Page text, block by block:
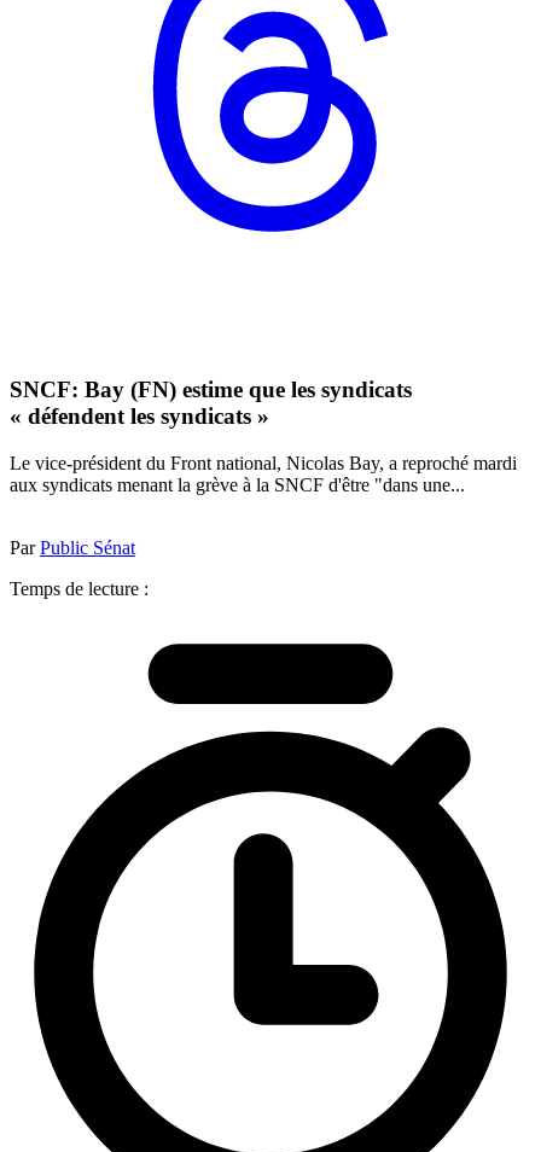
SNCF: Bay (FN) estime que les syndicats
« défendent les syndicats »
Le vice-président du Front national, Nicolas Bay, a reproché mardi
aux syndicats menant la grève à la SNCF d'être "dans une...
ParPublic Sénat
Temps de lecture :